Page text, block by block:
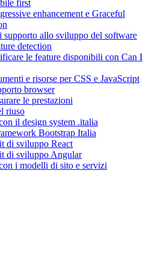
first
enhancement e Graceful
supporto allo sviluppo del software
detection
le feature disponibili con Can I
e risorse per CSS e JavaScript
browser
le prestazioni
riuso
il design system .italia
Bootstrap Italia
di sviluppo React
di sviluppo Angular
i modelli di sito e servizi